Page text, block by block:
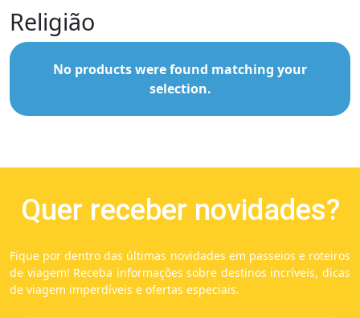
Religião
No products were found matching your
selection.
Quer receber novidades?
Fique por dentro das últimas novidades em passeios e roteiros
de viagem! Receba informações sobre destinos incríveis, dicas
de viagem imperdíveis e ofertas especiais.